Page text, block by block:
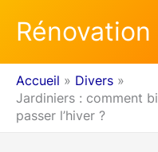
Rénovation
Accueil
Divers
Jardiniers : comment
passer l’hiver ?